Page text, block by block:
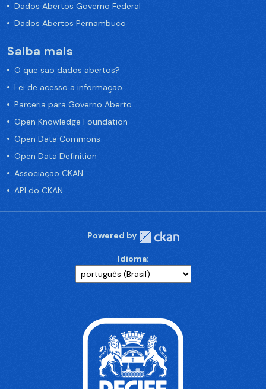
Dados Abertos Governo Federal
Dados Abertos Pernambuco
Saiba mais
O que são dados abertos?
Lei de acesso a informação
Parceria para Governo Aberto
Open Knowledge Foundation
Open Data Commons
Open Data Definition
Associação CKAN
API do CKAN
Powered by
Idioma